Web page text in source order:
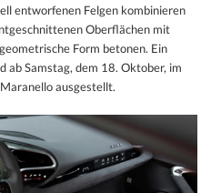
entworfenen Felgen kombinieren
Oberflächen mit
Form betonen. Ein
ab Samstag, dem 18. Oktober, im
ausgestellt.